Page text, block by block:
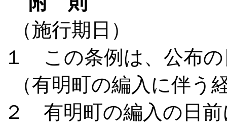
（施行期日）
１ この条例は、公布
（有明町の編入に伴う
２ 有明町の編入の日前